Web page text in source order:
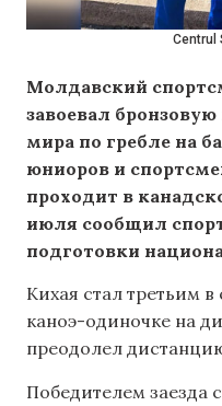
Centrul
Молдавский
завоевал
мира по гребле на
юниоров и
проходит в
июля сообщил
подготовки
Кихая стал третьим
каноэ-одиночке на
преодолел
Победителем заезда